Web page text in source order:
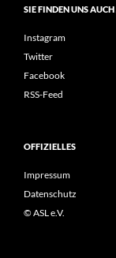
SIE FINDEN UNS
Instagram
Twitter
Facebook
RSS-Feed
OFFIZIELLES
Impressum
Datenschutz
© ASL e.V.